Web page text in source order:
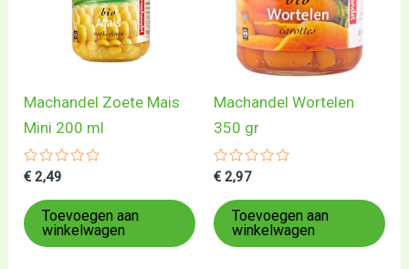
Machandel Zoete Mais
Mini 200 ml
Gewaardeerd
uit
5
€ 2,49
Toevoegen aan
winkelwagen
Machandel Wortelen
350 gr
Gewaardeerd
uit
5
€ 2,97
Toevoegen aan
winkelwagen